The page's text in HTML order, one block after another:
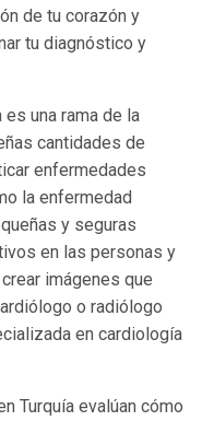
de tu corazón y
tu diagnóstico y
es una rama de la
cantidades de
enfermedades
la enfermedad
y seguras
en las personas y
imágenes que
o radiólogo
en cardiología
Turquía evalúan cómo